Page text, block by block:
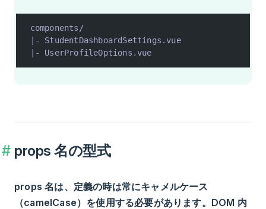
components/
|- StudentDashboardSettings.vue
|- UserProfileOptions.vue
props 名の型式
props 名は、定義の時は常にキャメルケース
（camelCase）を使用する必要があります。DOM 内